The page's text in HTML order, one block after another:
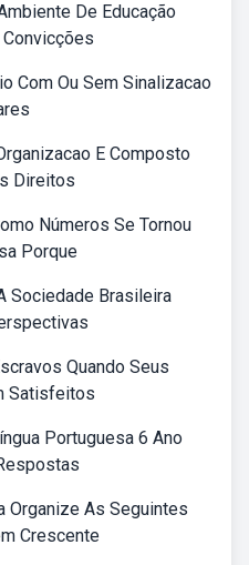
De Educação
Com Ou Sem Sinalizacao
E Composto
Direitos
Números Se Tornou
Porque
Sociedade Brasileira
Quando Seus
Satisfeitos
Portuguesa 6 Ano
Organize As Seguintes
Crescente